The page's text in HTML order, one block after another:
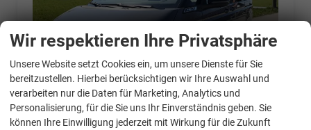
Wir respektieren Ihre Privatsphäre
Unsere Website setzt Cookies ein, um unsere Dienste für Sie
bereitzustellen. Hierbei berücksichtigen wir Ihre Auswahl und
verarbeiten nur die Daten für Marketing, Analytics und
Personalisierung, für die Sie uns Ihr Einverständnis geben. Sie
können Ihre Einwilligung jederzeit mit Wirkung für die Zukunft